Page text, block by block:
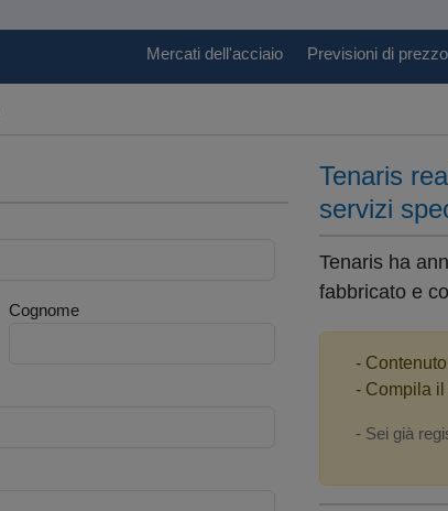
Mercati dell'acciaio Previsioni di prezzo
Cognome
Tenaris
servizi
Tenaris ha
fabbricato e
-
- Compila il
- Sei già